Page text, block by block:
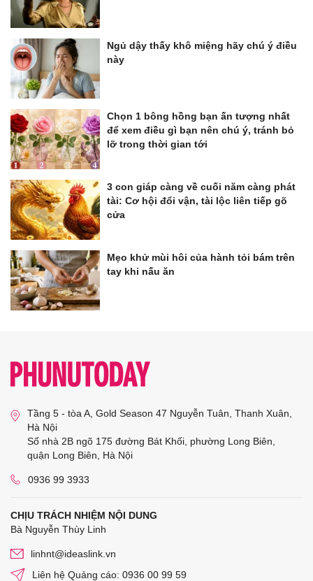
Ngủ dậy thấy khô miệng hãy chú ý điều
này
Chọn 1 bông hồng bạn ấn tượng nhất
để xem điều gì bạn nên chú ý, tránh bỏ
lỡ trong thời gian tới
3 con giáp càng về cuối năm càng phát
tài: Cơ hội đổi vận, tài lộc liên tiếp gõ
cửa
Mẹo khử mùi hôi của hành tỏi bám trên
tay khi nấu ăn
Tầng 5 - tòa A, Gold Season 47 Nguyễn Tuân, Thanh Xuân,
Hà Nội
Số nhà 2B ngõ 175 đường Bát Khối, phường Long Biên,
quận Long Biên, Hà Nội
0936 99 3933
CHỊU TRÁCH NHIỆM NỘI DUNG
Bà Nguyễn Thùy Linh
linhnt@ideaslink.vn
Liên hệ Quảng cáo: 0936 00 99 59